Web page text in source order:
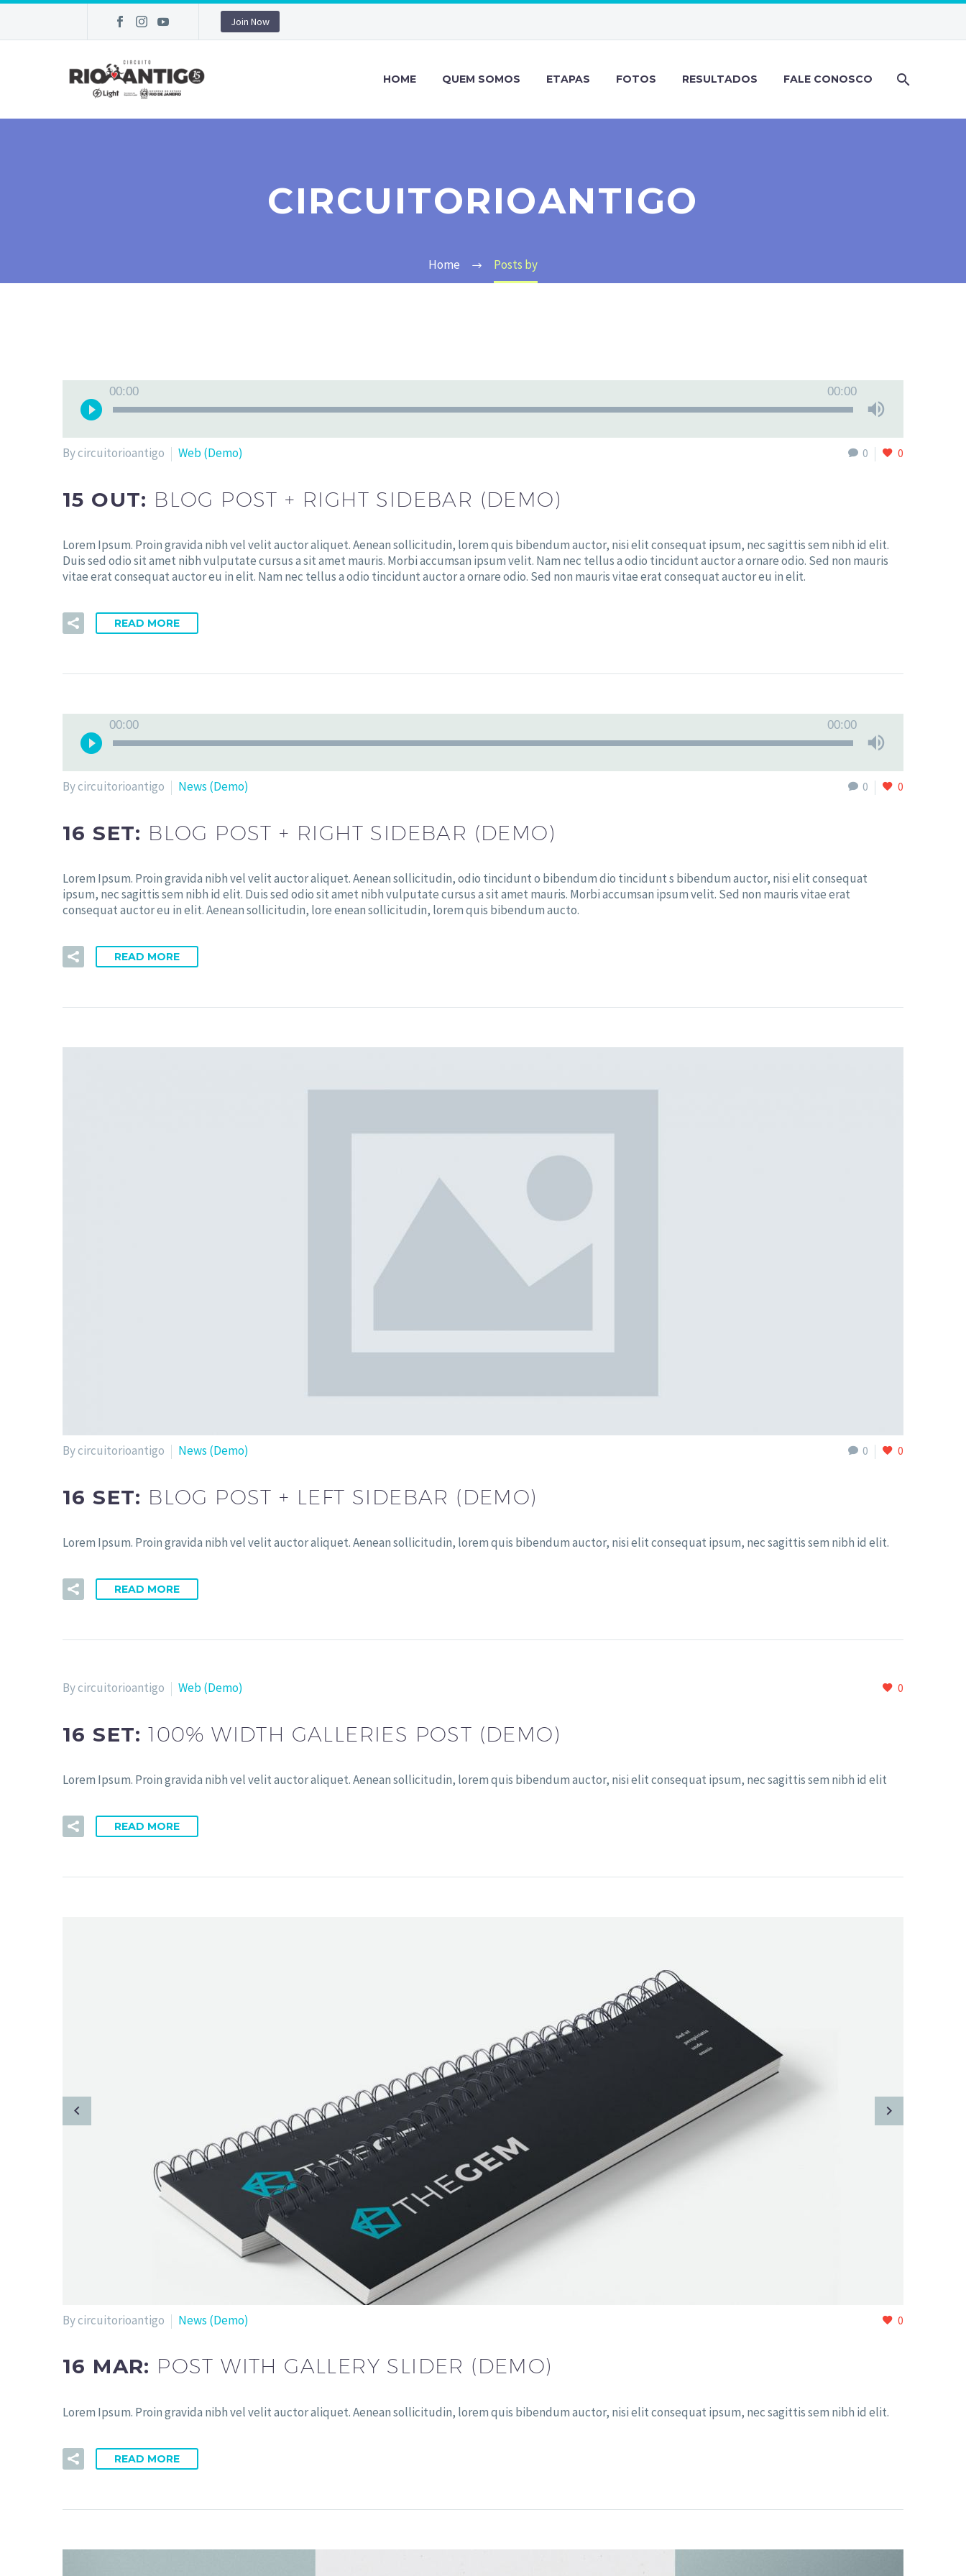
Join Now
HOME QUEM SOMOS ETAPAS FOTOS RESULTADOS FALE CONOSCO
CIRCUITORIOANTIGO
Home Posts by
de
00:00 00:00
0 0
By circuitorioantigo Web (Demo)
15 OUT: BLOG POST + RIGHT SIDEBAR (DEMO)
Lorem Ipsum. Proin gravida nibh vel velit auctor aliquet. Aenean sollicitudin, lorem quis bibendum auctor, nisi elit consequat ipsum, nec sagittis sem nibh id elit.
Duis sed odio sit amet nibh vulputate cursus a sit amet mauris. Morbi accumsan ipsum velit. Nam nec tellus a odio tincidunt auctor a ornare odio. Sed non mauris
vitae erat consequat auctor eu in elit. Nam nec tellus a odio tincidunt auctor a ornare odio. Sed non mauris vitae erat consequat auctor eu in elit.
READ MORE
de
00:00 00:00
0 0
By circuitorioantigo News (Demo)
16 SET: BLOG POST + RIGHT SIDEBAR (DEMO)
Lorem Ipsum. Proin gravida nibh vel velit auctor aliquet. Aenean sollicitudin, odio tincidunt o bibendum dio tincidunt s bibendum auctor, nisi elit consequat
ipsum, nec sagittis sem nibh id elit. Duis sed odio sit amet nibh vulputate cursus a sit amet mauris. Morbi accumsan ipsum velit. Sed non mauris vitae erat
consequat auctor eu in elit. Aenean sollicitudin, lore enean sollicitudin, lorem quis bibendum aucto.
READ MORE
0 0
By circuitorioantigo News (Demo)
16 SET: BLOG POST + LEFT SIDEBAR (DEMO)
Lorem Ipsum. Proin gravida nibh vel velit auctor aliquet. Aenean sollicitudin, lorem quis bibendum auctor, nisi elit consequat ipsum, nec sagittis sem nibh id elit.
READ MORE
0
By circuitorioantigo Web (Demo)
16 SET:100% WIDTH GALLERIES POST (DEMO)
Lorem Ipsum. Proin gravida nibh vel velit auctor aliquet. Aenean sollicitudin, lorem quis bibendum auctor, nisi elit consequat ipsum, nec sagittis sem nibh id elit
READ MORE
0
By circuitorioantigo News (Demo)
16 MAR: POST WITH GALLERY SLIDER (DEMO)
Lorem Ipsum. Proin gravida nibh vel velit auctor aliquet. Aenean sollicitudin, lorem quis bibendum auctor, nisi elit consequat ipsum, nec sagittis sem nibh id elit.
READ MORE